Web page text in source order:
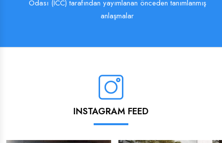
Odası (ICC) tarafından yayımlanan önceden tanımlanmış
anlaşmalar
INSTAGRAM FEED